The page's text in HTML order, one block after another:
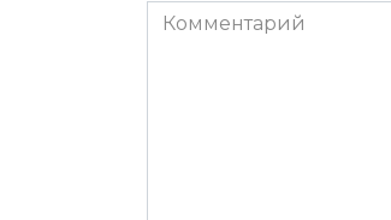
Комментарий